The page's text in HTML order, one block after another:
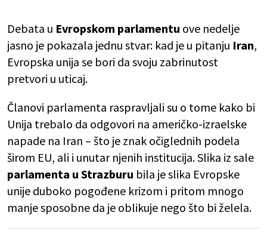
Debata u Evropskom parlamentu ove nedelje
jasno je pokazala jednu stvar: kad je u pitanju Iran,
Evropska unija se bori da svoju zabrinutost
pretvori u uticaj.
Članovi parlamenta raspravljali su o tome kako bi
Unija trebalo da odgovori na američko-izraelske
napade na Iran – što je znak očiglednih podela
širom EU, ali i unutar njenih institucija. Slika iz sale
parlamenta u Strazburu bila je slika Evropske
unije duboko pogođene krizom i pritom mnogo
manje sposobne da je oblikuje nego što bi želela.